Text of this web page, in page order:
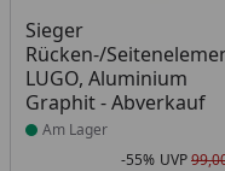
Sieger
Rücken-/
LUGO, Aluminium
Graphit - Abverkauf
Produkt am Lager
Am Lager
-55% UVP